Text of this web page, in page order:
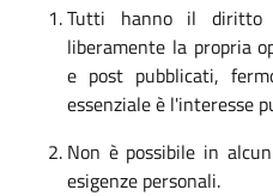
Tutti hanno il diritto
liberamente la propria
e post pubblicati,
essenziale è l'interesse
Non è possibile in
esigenze personali.